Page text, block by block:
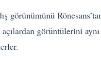
görünümünü
görüntülerini